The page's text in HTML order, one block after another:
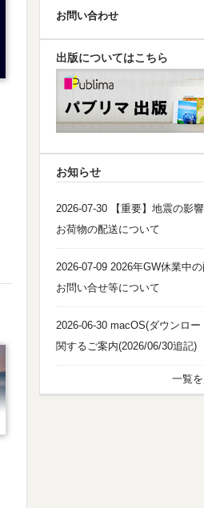
お問い合わせ
出版についてはこちら
お知らせ
2026-07-30 【重要】地震の影
お荷物の配送について
2026-07-09 2026年GW休業中の
お問い合せ等について
2026-06-30 macOS(ダウンロー
関するご案内(2026/06/30追記)
一覧